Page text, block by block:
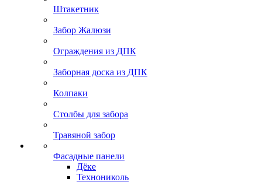
Штакетник
Забор Жалюзи
Ограждения из ДПК
Заборная доска из ДПК
Колпаки
Столбы для забора
Травяной забор
Фасадные панели
Дёке
Технониколь